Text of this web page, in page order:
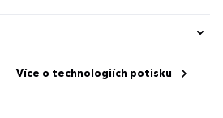
Více o technologiích potisku